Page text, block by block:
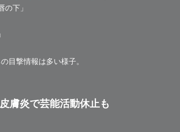
の下」
目撃情報は多い様子。
膚炎で芸能活動休止も